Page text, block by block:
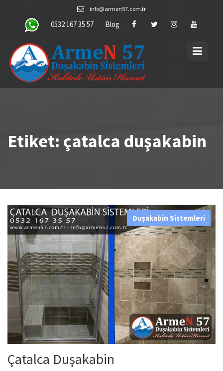
content
info@armen57.com.tr
0532 167 35 57 Blog
Etiket: çatalca duşakabin
Duşakabin Sistemleri
Çatalca Duşakabin